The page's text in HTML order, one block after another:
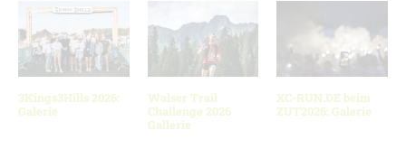
3Kings3Hills 2026:
Galerie
Walser Trail
Challenge 2026
Gallerie
XC-RUN.DE beim
ZUT2026: Galerie